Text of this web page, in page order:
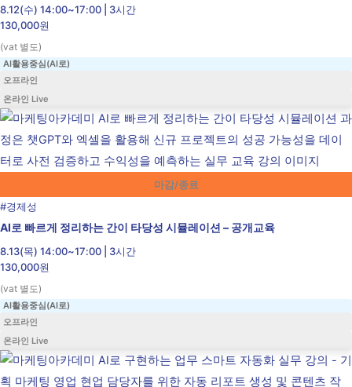
8.12(수) 14:00~17:00 | 3시간
130,000원
(vat 별도)
AI활용중심(AI로)
오프라인
온라인 Live
마감/종료
#경제성
AI로 빠르게 정리하는 간이 타당성 시뮬레이션 – 공개교육
8.13(목) 14:00~17:00 | 3시간
130,000원
(vat 별도)
AI활용중심(AI로)
오프라인
온라인 Live